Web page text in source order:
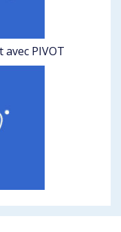
avec PIVOT